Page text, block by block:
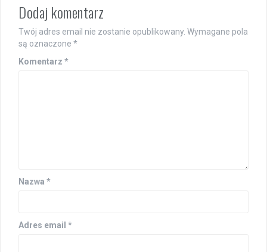
Dodaj komentarz
Twój adres email nie zostanie opublikowany. Wymagane pola
są oznaczone *
Komentarz *
Nazwa *
Adres email *